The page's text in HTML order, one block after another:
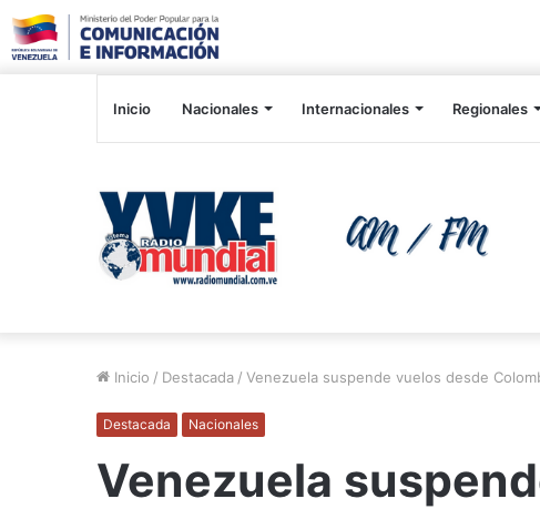
Inicio Nacionales Internacionales Regionales
Inicio / Destacada / Venezuela suspende vuelos desde
Destacada Nacionales
Venezuela